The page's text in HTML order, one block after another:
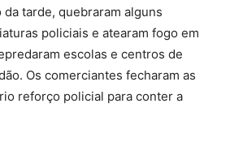
tarde, quebraram alguns
policiais e atearam fogo em
escolas e centros de
Os comerciantes fecharam as
reforço policial para conter a